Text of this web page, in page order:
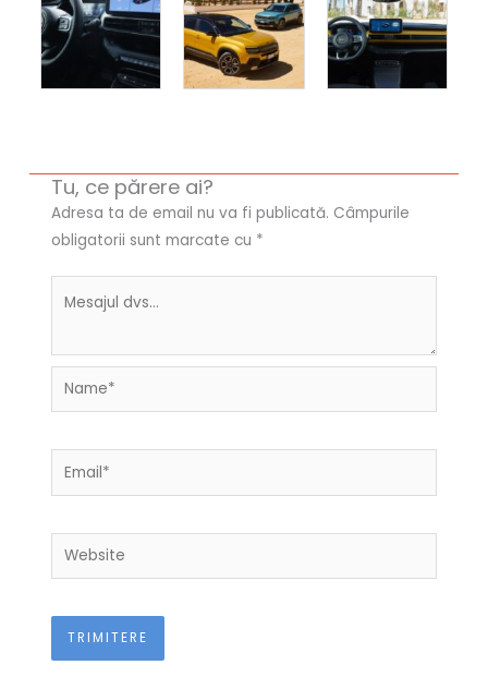
Tu, ce părere ai?
Adresa ta de email nu va fi publicată. Câmpurile
obligatorii sunt marcate cu *
Name*
Email*
Website